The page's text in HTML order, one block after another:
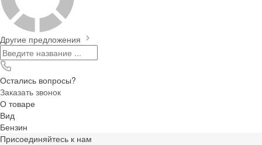
Другие предложения
Остались вопросы?
Заказать звонок
О товаре
Вид
Бензин
Присоединяйтесь к нам